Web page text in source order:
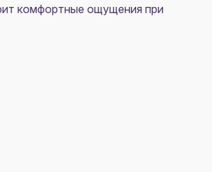
комфортные ощущения при